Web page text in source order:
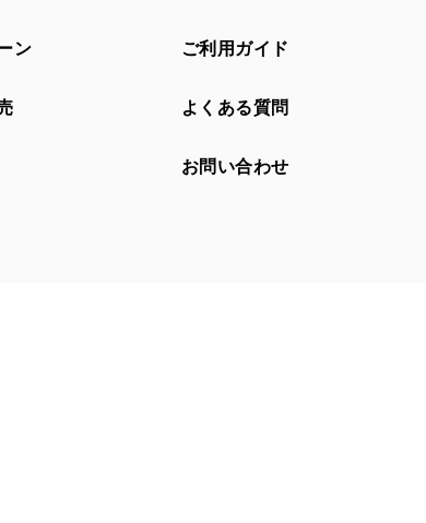
ン ご利用ガイド
よくある質問
お問い合わせ